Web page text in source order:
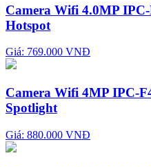
Camera Wifi 4.0MP
Hotspot
Giá: 769.000 VNĐ
Camera Wifi 4MP IPC-
Spotlight
Giá: 880.000 VNĐ